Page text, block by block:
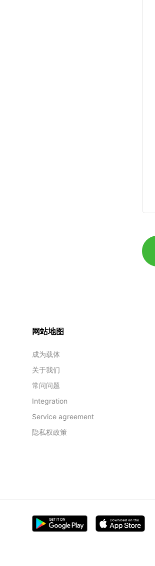
网站地图
成为载体
关于我们
常问问题
Integration
Service agreement
隐私权政策